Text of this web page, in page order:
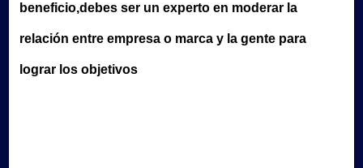
los
medios
beneficio,debes ser un experto en moderar la
relación entre empresa o marca y la gente para
lograr los objetivos